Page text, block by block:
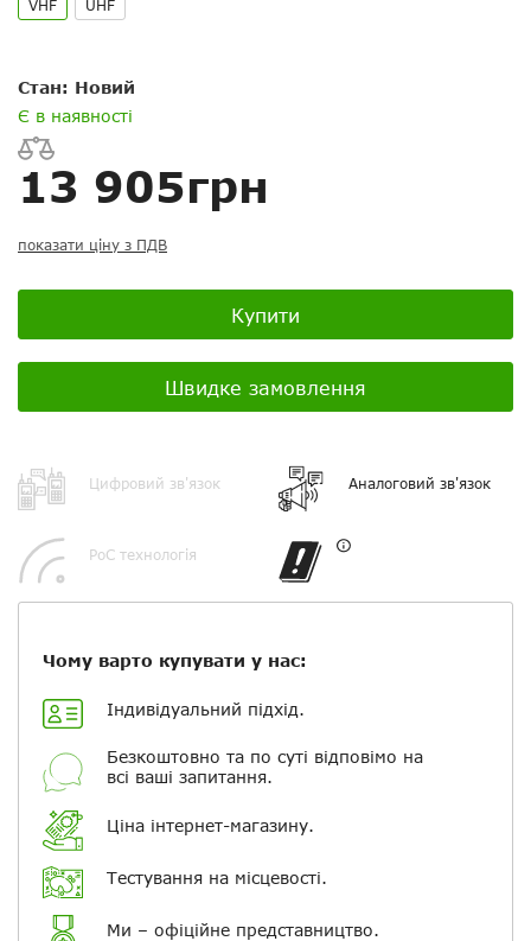
VHF UHF
Стан: Новий
Є в наявності
13 905грн
показати ціну з ПДВ
Купити
Швидке замовлення
Цифровий зв'язок Аналоговий зв'язок
PoC технологія
Чому варто купувати у нас:
Індивідуальний підхід.
Безкоштовно та по суті відповімо на
всі ваші запитання.
Ціна інтернет-магазину.
Тестування на місцевості.
Ми – офіційне представництво.
Посилання на відео з Youtube:
+ Вибрати файли
Електронна пошта
Повідомляти про відповіді по
Скасувати Залишити відгук